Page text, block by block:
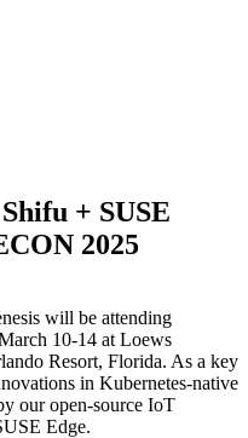
+ SUSE
2025
will be attending
10-14 at Loews
Resort, Florida. As a key
in Kubernetes-native
our open-source IoT
Edge.